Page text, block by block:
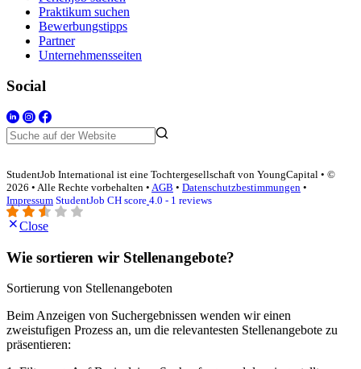
Praktikum suchen
Bewerbungstipps
Partner
Unternehmensseiten
Social
StudentJob International ist eine Tochtergesellschaft von YoungCapital • ©
2026 • Alle Rechte vorbehalten • AGB • Datenschutzbestimmungen •
Impressum StudentJob CH score 4.0 - 1 reviews
Close
Wie sortieren wir Stellenangebote?
Sortierung von Stellenangeboten
Beim Anzeigen von Suchergebnissen wenden wir einen
zweistufigen Prozess an, um die relevantesten Stellenangebote zu
präsentieren: